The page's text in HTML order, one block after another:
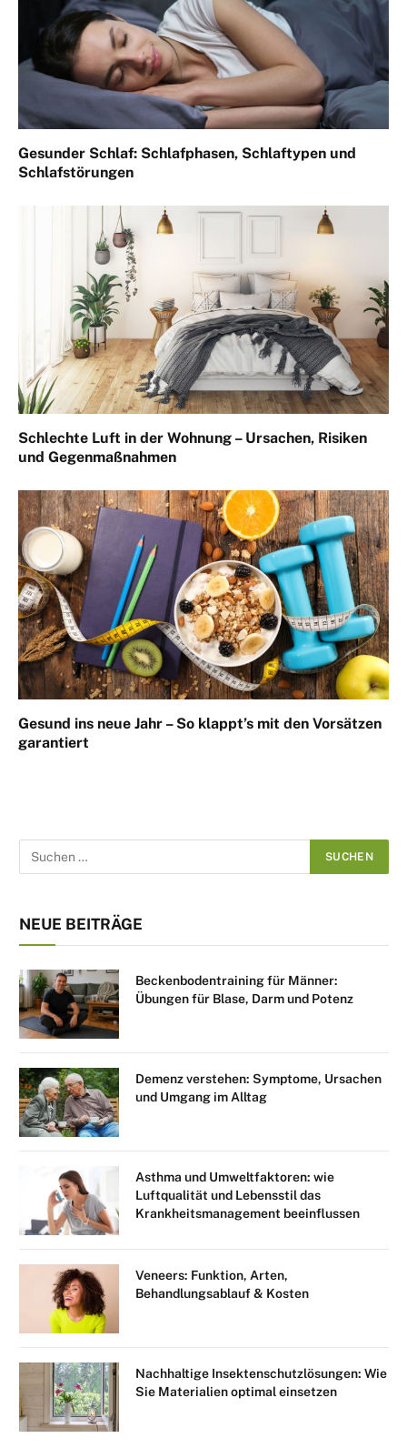
Gesunder Schlaf: Schlafphasen, Schlaftypen und
Schlafstörungen
Schlechte Luft in der Wohnung – Ursachen, Risiken
und Gegenmaßnahmen
Gesund ins neue Jahr – So klappt’s mit den Vorsätzen
garantiert
NEUE BEITRÄGE
Beckenbodentraining für Männer:
Übungen für Blase, Darm und Potenz
Demenz verstehen: Symptome, Ursachen
und Umgang im Alltag
Asthma und Umweltfaktoren: wie
Luftqualität und Lebensstil das
Krankheitsmanagement beeinflussen
Veneers: Funktion, Arten,
Behandlungsablauf & Kosten
Nachhaltige Insektenschutzlösungen: Wie
Sie Materialien optimal einsetzen